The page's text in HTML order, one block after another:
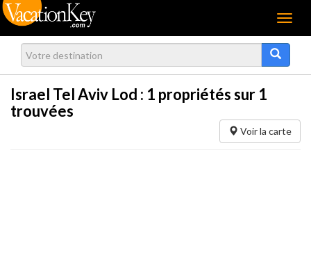
Menu
Israel Tel Aviv Lod : 1 propriétés sur 1
trouvées
Voir la carte